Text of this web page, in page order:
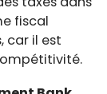
fiscal
car il est